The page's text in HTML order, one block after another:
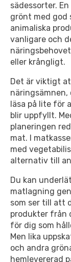
sädessorter.
grönt med god
animaliska
vanligare och
eller krångligt.
Det är viktigt
näringsämnen,
läsa på lite för
blir uppfyllt.
planeringen
mat. I
med
alternativ till
Du kan
matlagning
som ser till att
produkter från
för dig som
Men lika
och andra
hemlevererad